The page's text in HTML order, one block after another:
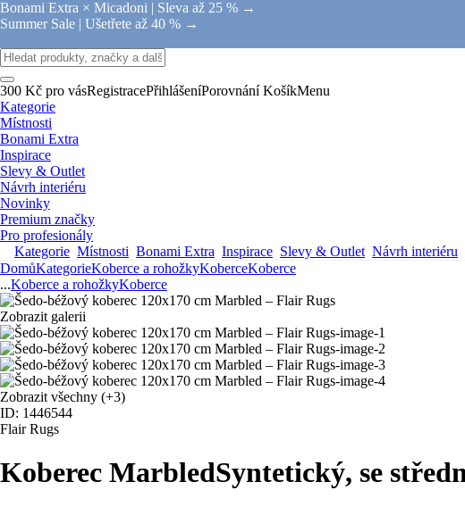
Bonami Extra × Micadoni | Sleva až 25 % →
Summer Sale | Ušetřete až 40 % →
300 Kč pro vásRegistracePřihlášeníPorovnání KošíkMenu
Kategorie
Místnosti
Bonami Extra
Inspirace
Slevy & Outlet
Návrh interiéru
Novinky
Premium značky
Pro profesionály
Kategorie Místnosti Bonami Extra Inspirace Slevy & Outlet Návrh interiéru
DomůKategorieKoberce a rohožkyKoberceKoberce
...Koberce a rohožkyKoberce
Zobrazit galerii
Zobrazit všechny (+3)
ID: 1446544
Flair Rugs
Koberec MarbledSyntetický, se